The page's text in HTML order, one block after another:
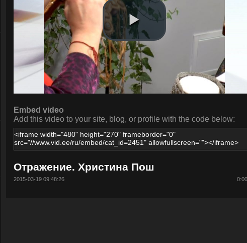
Embed video
Add this video to your site, blog, or profile with the code below:
Отражение. Христина Пош
2015-03-19 09:48:26